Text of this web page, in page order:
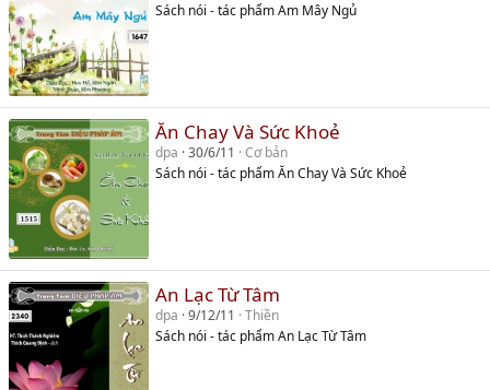
Sách nói - tác phẩm Am Mây Ngủ
Ăn Chay Và Sức Khoẻ
dpa 30/6/11
Cơ bản
Sách nói - tác phẩm Ăn Chay Và Sức Khoẻ
An Lạc Từ Tâm
dpa 9/12/11
Thiền
Sách nói - tác phẩm An Lạc Từ Tâm